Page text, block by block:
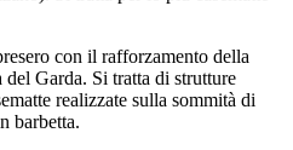
con il rafforzamento della
Garda. Si tratta di strutture
realizzate sulla sommità di
barbetta.